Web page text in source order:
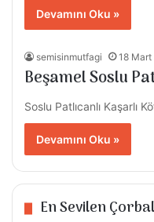
Devamını Oku »
semisinmutfagi 18 Mart
Beşamel Soslu
Soslu Patlıcanlı Kaşarlı
Devamını Oku »
En Sevilen